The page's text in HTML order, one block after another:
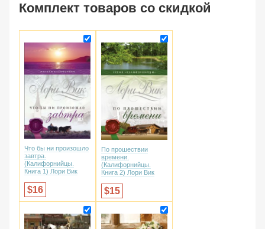
Комплект товаров со скидкой
Что бы ни произошло
завтра.
(Калифорнийцы.
Книга 1) Лори Вик
16
По прошествии
времени.
(Калифорнийцы.
Книга 2) Лори Вик
15